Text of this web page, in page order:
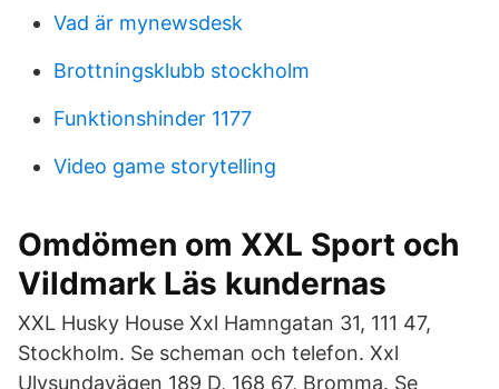
Vad är mynewsdesk
Brottningsklubb stockholm
Funktionshinder 1177
Video game storytelling
Omdömen om XXL Sport och
Vildmark Läs kundernas
XXL Husky House Xxl Hamngatan 31, 111 47,
Stockholm. Se scheman och telefon. Xxl
Ulvsundavägen 189 D, 168 67, Bromma. Se